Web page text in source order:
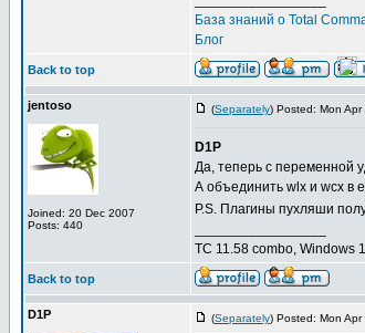
База знаний о Total
Блог
Back to top
jentoso
Joined: 20 Dec 2007
Posts: 440
(Separately) Posted: Mon
D1P
Да, теперь с переменной
А объединить wlx и wcx в
P.S. Плагины пухляши
TC 11.58 combo, Windows
Back to top
D1P (Separately) Posted: Mon